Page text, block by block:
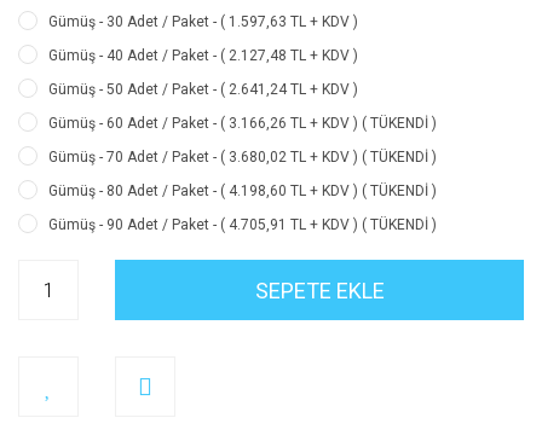
Gümüş - 30 Adet / Paket - ( 1.597,63 TL + KDV )
Gümüş - 40 Adet / Paket - ( 2.127,48 TL + KDV )
Gümüş - 50 Adet / Paket - ( 2.641,24 TL + KDV )
Gümüş - 60 Adet / Paket - ( 3.166,26 TL + KDV ) ( TÜKENDİ )
Gümüş - 70 Adet / Paket - ( 3.680,02 TL + KDV ) ( TÜKENDİ )
Gümüş - 80 Adet / Paket - ( 4.198,60 TL + KDV ) ( TÜKENDİ )
Gümüş - 90 Adet / Paket - ( 4.705,91 TL + KDV ) ( TÜKENDİ )
SEPETE EKLE